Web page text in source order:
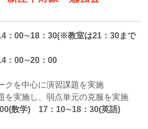
：00∼18：30(※教室は21：30まで
00∼20：00
クを中心に演習課題を実施
施し、弱点単元の克服を実施
(数学) 17：10∼18：30(英語)